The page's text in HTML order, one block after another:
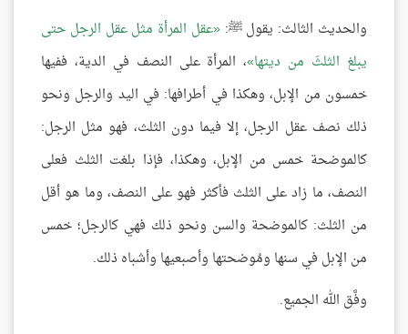
والحديث الثالث: يقول ﷺ: عقل المرأة مثل عقل الرجل حتى
يبلغ الثلثَ من ديتها ، المرأة على النصف في الدية، ففيها
خمسون من الإبل، وهكذا في أطرافها: في اليد والرجل ونحو
ذلك نصف عقل الرجل، إلا فيما دون الثلث، فهو مثل الرجل:
كالموضحة خمس من الإبل، وهكذا، فإذا بلغت الثلث فعلى
النصف، ما زاد على الثلث فأكثر فهو على النصف، وما هو أقل
من الثلث: كالموضحة والسن ونحو ذلك فهي كالرجل؛ خمس
من الإبل في سنها ومُوضحتها وأصبعيها وأشباه ذلك.
وفَّق الله الجميع.